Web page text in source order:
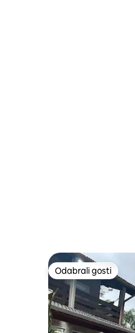
Odabrali gosti
Odabrali gosti